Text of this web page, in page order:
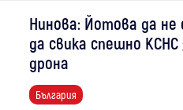
Нинова: Йотова да не
да свика спешно КСНС
дрона
България